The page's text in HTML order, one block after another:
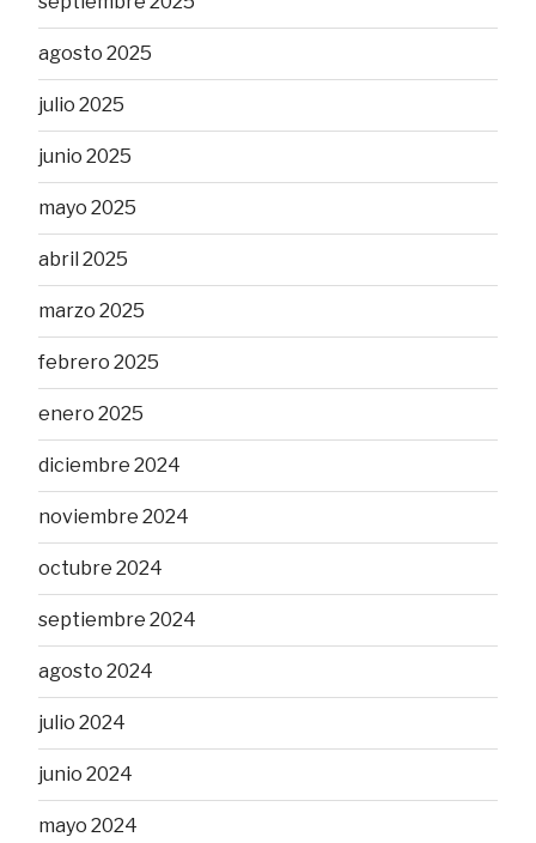
agosto 2025
julio 2025
junio 2025
mayo 2025
abril 2025
marzo 2025
febrero 2025
enero 2025
diciembre 2024
noviembre 2024
octubre 2024
septiembre 2024
agosto 2024
julio 2024
junio 2024
mayo 2024